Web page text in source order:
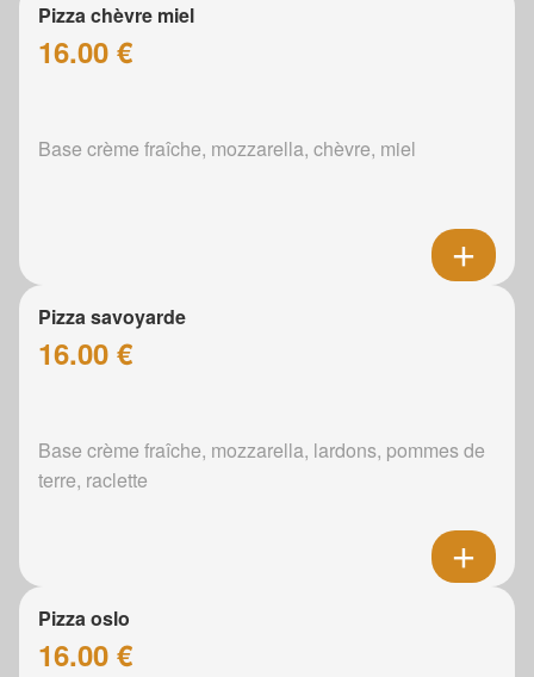
Pizza chèvre miel
16.00 €
Base crème fraîche, mozzarella, chèvre, miel
Pizza savoyarde
16.00 €
Base crème fraîche, mozzarella, lardons, pommes de
terre, raclette
Pizza oslo
16.00 €